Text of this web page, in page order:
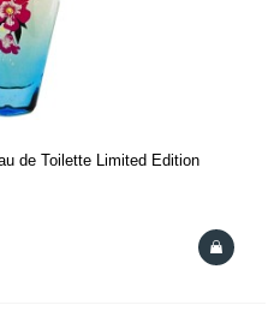
de Toilette Limited Edition